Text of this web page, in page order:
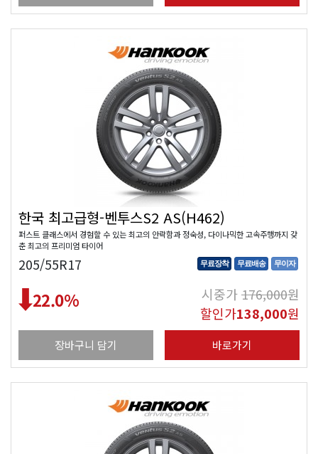
한국 최고급형-벤투스S2 AS(H462)
퍼스트 클래스에서 경험할 수 있는 최고의 안락함과 정숙성, 다이나믹한 고속주행까지 갖
춘 최고의 프리미엄 타이어
205/55R17 무료장착 무료배송 무이자
22.0% 시중가176,000원
할인가138,000원
장바구니 담기 바로가기